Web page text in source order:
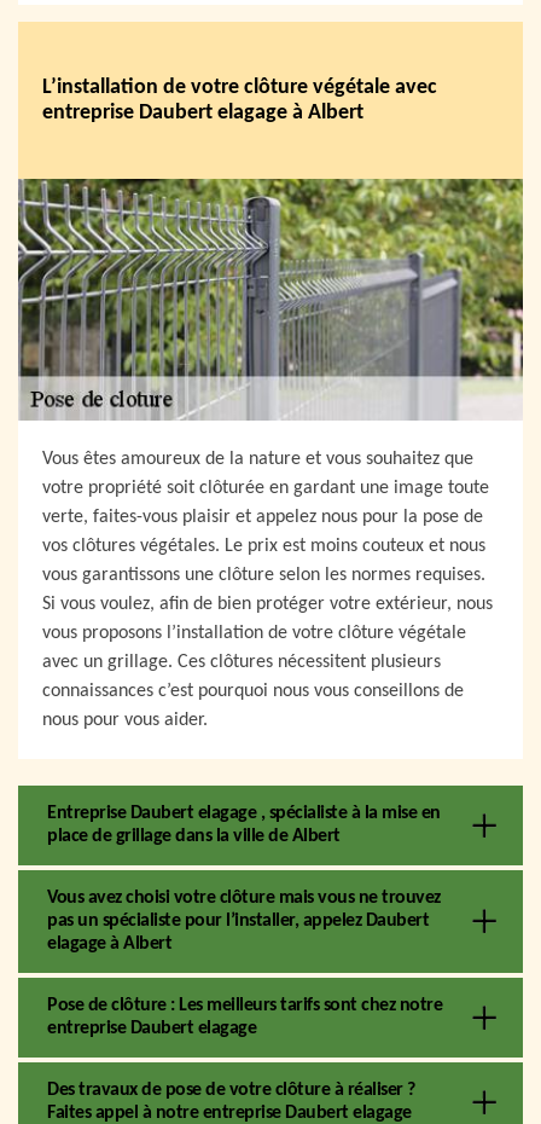
L’installation de votre clôture végétale avec
entreprise Daubert elagage à Albert
Vous êtes amoureux de la nature et vous souhaitez que
votre propriété soit clôturée en gardant une image toute
verte, faites-vous plaisir et appelez nous pour la pose de
vos clôtures végétales. Le prix est moins couteux et nous
vous garantissons une clôture selon les normes requises.
Si vous voulez, afin de bien protéger votre extérieur, nous
vous proposons l’installation de votre clôture végétale
avec un grillage. Ces clôtures nécessitent plusieurs
connaissances c’est pourquoi nous vous conseillons de
nous pour vous aider.
Entreprise Daubert elagage , spécialiste à la mise en
place de grillage dans la ville de Albert
Vous avez choisi votre clôture mais vous ne trouvez
pas un spécialiste pour l’installer, appelez Daubert
elagage à Albert
Pose de clôture : Les meilleurs tarifs sont chez notre
entreprise Daubert elagage
Des travaux de pose de votre clôture à réaliser ?
Faites appel à notre entreprise Daubert elagage